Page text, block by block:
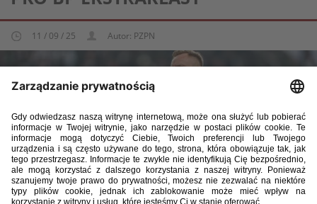
11 / 09 / 25 Autor: PZPN